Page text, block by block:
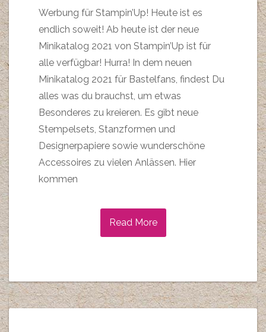
Werbung für Stampin’Up! Heute ist es
endlich soweit! Ab heute ist der neue
Minikatalog 2021 von Stampin’Up ist für
alle verfügbar! Hurra! In dem neuen
Minikatalog 2021 für Bastelfans, findest Du
alles was du brauchst, um etwas
Besonderes zu kreieren. Es gibt neue
Stempelsets, Stanzformen und
Designerpapiere sowie wunderschöne
Accessoires zu vielen Anlässen. Hier
kommen
Read More